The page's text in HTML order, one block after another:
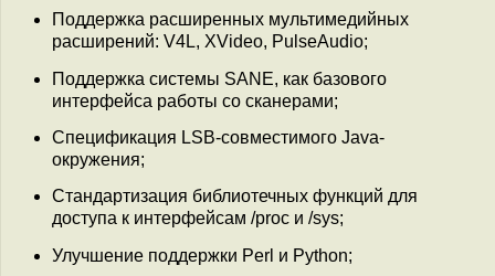
Поддержка расширенных мультимедийных
расширений: V4L, XVideo, PulseAudio;
Поддержка системы SANE, как базового
интерфейса работы со сканерами;
Спецификация LSB-совместимого Java-
окружения;
Стандартизация библиотечных функций для
доступа к интерфейсам /proc и /sys;
Улучшение поддержки Perl и Python;